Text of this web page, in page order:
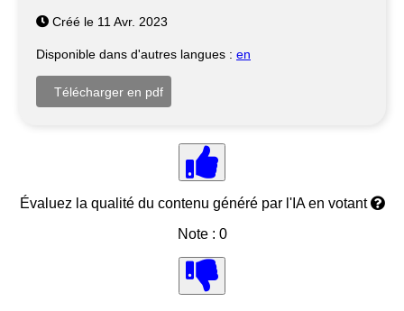
Créé le 11 Avr. 2023
Disponible dans d'autres langues : en
Évaluez la qualité du contenu généré par l'IA en votant
Note : 0